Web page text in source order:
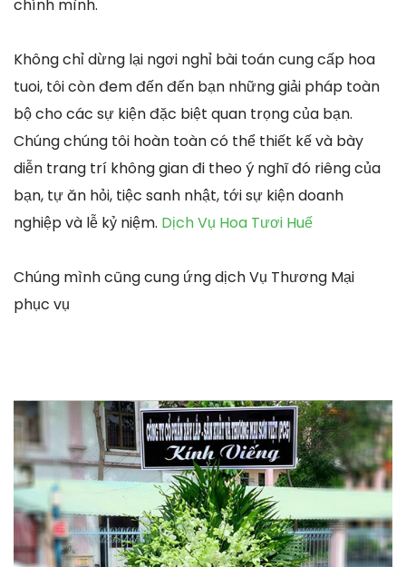
chính mình.
Không chỉ dừng lại ngơi nghỉ bài toán cung cấp hoa
tuoi, tôi còn đem đến đến bạn những giải pháp toàn
bộ cho các sự kiện đặc biệt quan trọng của bạn.
Chúng chúng tôi hoàn toàn có thể thiết kế và bày
diễn trang trí không gian đi theo ý nghĩ đó riêng của
bạn, tự ăn hỏi, tiệc sanh nhật, tới sự kiện doanh
nghiệp và lễ kỷ niệm. Dịch Vụ Hoa Tươi Huế
Chúng mình cũng cung ứng dịch Vụ Thương Mại
phục vụ